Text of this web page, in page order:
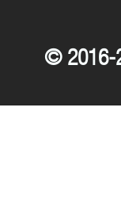
© 2016-